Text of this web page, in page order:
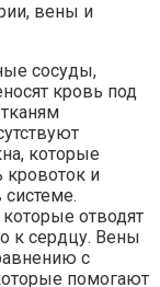
вены и
сосуды,
кровь под
которые
кровоток и
отводят
к сердцу. Вены
с
помогают